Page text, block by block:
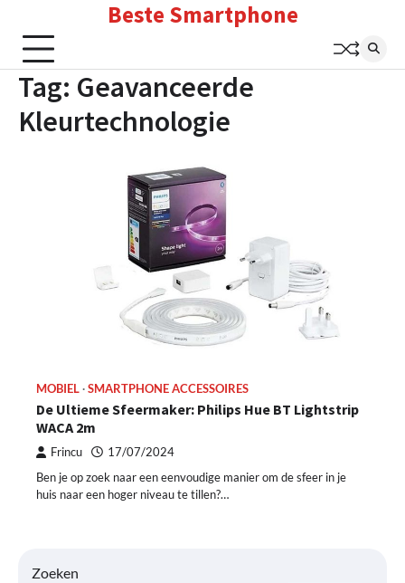
content
Beste Smartphone
Tag: Geavanceerde
Kleurtechnologie
MOBIEL SMARTPHONE ACCESSOIRES
De Ultieme Sfeermaker: Philips Hue BT Lightstrip
WACA 2m
Frincu 17/07/2024
Ben je op zoek naar een eenvoudige manier om de sfeer in je
huis naar een hoger niveau te tillen?…
Zoeken